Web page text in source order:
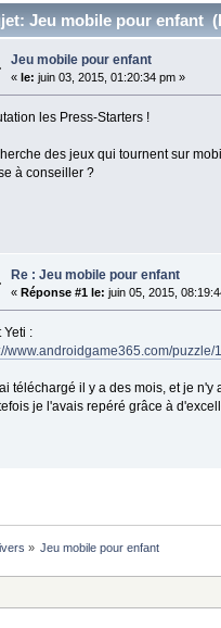
Jeu mobile pour enfant
Jeu mobile pour enfant
« le: juin 03, 2015, 01:20:34 pm »
les Press-Starters !
des jeux qui tournent sur
à conseiller ?
Re : Jeu mobile pour enfant
«Réponse #1 le: juin 05, 2015,
Yeti :
www.androidgame365.com/puzzle/
téléchargé il y a des mois, et je n'y
je l'avais repéré grâce à
» Jeu mobile pour enfant